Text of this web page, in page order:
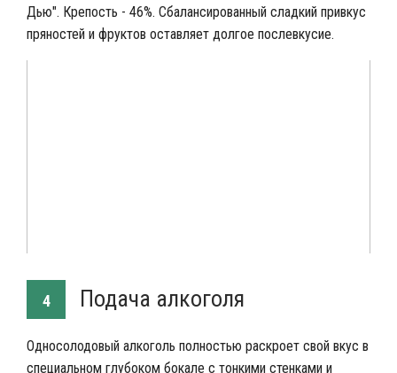
Дью". Крепость - 46%. Сбалансированный сладкий привкус
пряностей и фруктов оставляет долгое послевкусие.
4 Подача алкоголя
Односолодовый алкоголь полностью раскроет свой вкус в
специальном глубоком бокале с тонкими стенками и